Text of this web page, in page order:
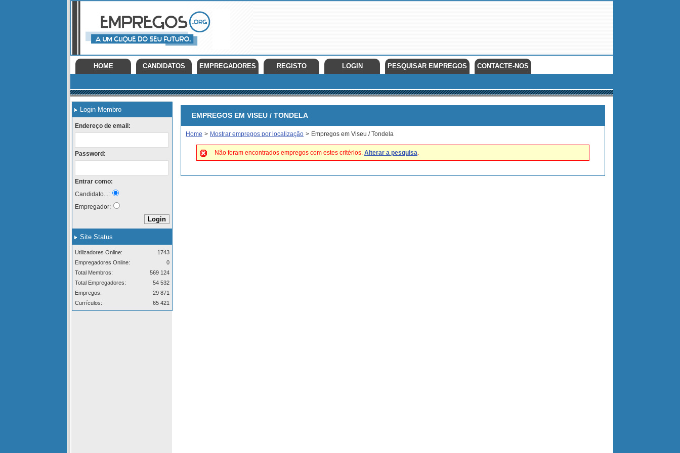
HOME CANDIDATOS EMPREGADORES REGISTO LOGIN PESQUISAR EMPREGOS CONTACTE-NOS
Login Membro
Endereço de email:
Password:
Entrar como:
Candidato...:
Empregador:
Site Status
Utilizadores Online:
1743
Empregadores Online:
0
Total Membros:
569 124
Total Empregadores:
54 532
Empregos:
29 871
Currículos:
65 421
EMPREGOS EM VISEU / TONDELA
Home > Mostrar empregos por localização > Empregos em Viseu / Tondela
Não foram encontrados empregos com estes critérios. Alterar a pesquisa.